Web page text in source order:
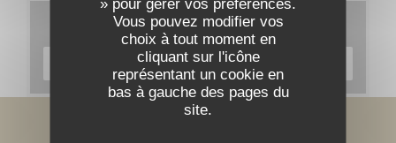
» pour gérer vos préférences.
Vous pouvez modifier vos
choix à tout moment en
cliquant sur l'icône
représentant un cookie en
bas à gauche des pages du
site.
Cartes & Menus
DÉCOUVRIR NOTRE CARTE